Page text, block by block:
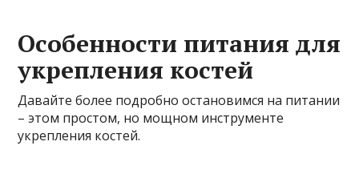
Особенности питания для
укрепления костей
Давайте более подробно остановимся на питании
– этом простом, но мощном инструменте
укрепления костей.